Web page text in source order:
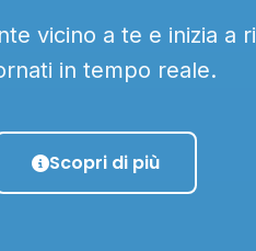
vicino a te e inizia a
in tempo reale.
Scopri di più